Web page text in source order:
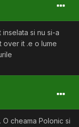
si nu si-a
over it .e o lume
cheama Polonic si